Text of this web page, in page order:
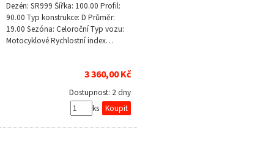
Dezén: SR999 Šířka: 100.00 Profil:
90.00 Typ konstrukce: D Průměr:
19.00 Sezóna: Celoroční Typ vozu:
Motocyklové Rychlostní index…
3 360,00 Kč
Dostupnost: 2 dny
ks